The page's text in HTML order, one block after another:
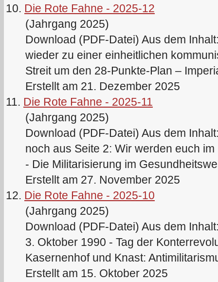
10. Die Rote Fahne - 2025-12
(Jahrgang 2025)
Download (PDF-Datei) Aus dem
wieder zu einer einheitlichen
Streit um den 28-Punkte-Plan –
Erstellt am 21. Dezember 2025
11. Die Rote Fahne - 2025-11
(Jahrgang 2025)
Download (PDF-Datei) Aus dem
noch aus Seite 2: Wir werden euch
- Die Militarisierung im
Erstellt am 27. November 2025
12. Die Rote Fahne - 2025-10
(Jahrgang 2025)
Download (PDF-Datei) Aus dem
3. Oktober 1990 - Tag der
Kasernenhof und Knast:
Erstellt am 15. Oktober 2025